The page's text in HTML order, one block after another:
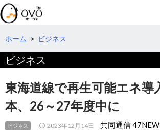
検
索
コ
テ
へ
移
動
ホーム > ビジネス
ビジネス
東海道線で再生可能エネ導
本、26～27年度中に
ビジネス 2023年12月14日 共同通信